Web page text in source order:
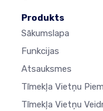
Produkts
Sākumslapa
Funkcijas
Atsauksmes
Tīmekļa Vietņu
Tīmekļa Vietņu